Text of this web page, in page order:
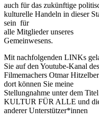
auch für das zukünftige
kulturelle Handeln in dieser
sein für
alle Mitglieder unseres
Gemeinwesens.
Mit nachfolgenden LINKs
Sie auf den Youtube-Kanal des
Filmemachers Otmar
dort können Sie meine
Stellungnahme unter dem Titel
KULTUR FÜR ALLE und
anderer Unterstützer*innen